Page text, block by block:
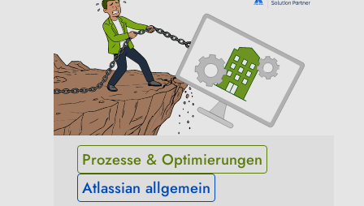
Prozesse & Optimierungen
Atlassian allgemein